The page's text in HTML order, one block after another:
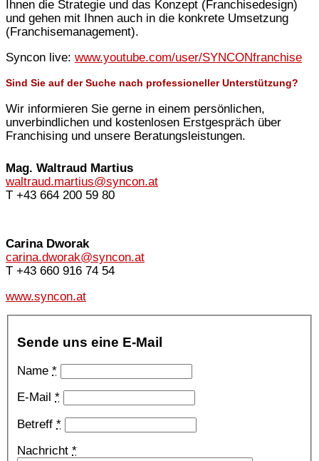
Ihnen die Strategie und das Konzept (Franchisedesign)
und gehen mit Ihnen auch in die konkrete Umsetzung
(Franchisemanagement).
Syncon live: www.youtube.com/user/SYNCONfranchise
Sind Sie auf der Suche nach professioneller Unterstützung?
Wir informieren Sie gerne in einem persönlichen,
unverbindlichen und kostenlosen Erstgespräch über
Franchising und unsere Beratungsleistungen.
Mag. Waltraud Martius
waltraud.martius@syncon.at
T +43 664 200 59 80
Carina Dworak
carina.dworak@syncon.at
T +43 660 916 74 54
www.syncon.at
Sende uns eine E-Mail
Name*
E-Mail*
Betreff*
Nachricht*